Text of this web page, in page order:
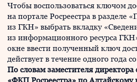
Чтобы воспользоваться ключом
на портале Росреестра в разделе
из ГКН» выбрать вкладку
из информационного ресурса
окне ввести полученный ключ
действует в течение одного года
По словам заместителя